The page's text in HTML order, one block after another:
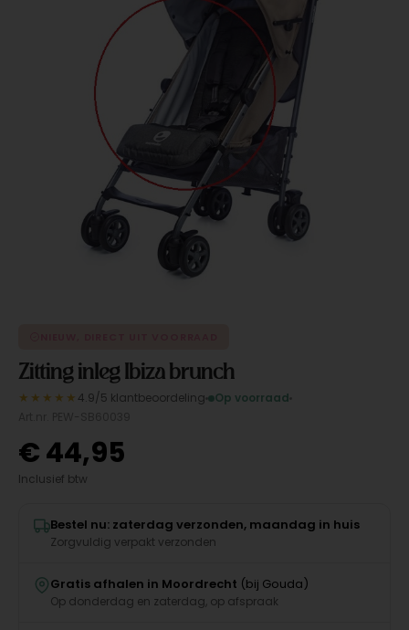
Zitting inleg Ibiza brunch
★★★★★ 4.9/5 klantbeoordeling
Op voorraad
€44,95
Inclusief btw
Bestel nu: zaterdag verzonden, maandag in huis
Zorgvuldig verpakt verzonden
Gratis afhalen in Moordrecht (bij Gouda)
Op donderdag en zaterdag, op afspraak